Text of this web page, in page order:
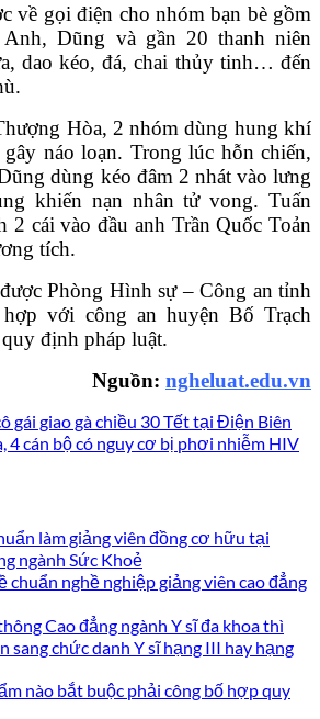
về gọi điện cho nhóm bạn bè gồm
Dũng và gần 20 thanh niên
dao kéo, đá, chai thủy tinh… đến
Hòa, 2 nhóm dùng hung khí
náo loạn. Trong lúc hỗn chiến,
dùng kéo đâm 2 nhát vào lưng
khiến nạn nhân tử vong. Tuấn
2 cái vào đầu anh Trần Quốc Toản
tích.
Phòng Hình sự – Công an tỉnh
với công an huyện Bố Trạch
định pháp luật.
Nguồn: ngheluat.edu.vn
gái giao gà chiều 30 Tết tại Điện Biên
4 cán bộ có nguy cơ bị phơi nhiễm HIV
làm giảng viên đồng cơ hữu tại
ngành Sức Khoẻ
chuẩn nghề nghiệp giảng viên cao đẳng
Cao đẳng ngành Y sĩ đa khoa thì
sang chức danh Y sĩ hạng III hay hạng
nào bắt buộc phải công bố hợp quy